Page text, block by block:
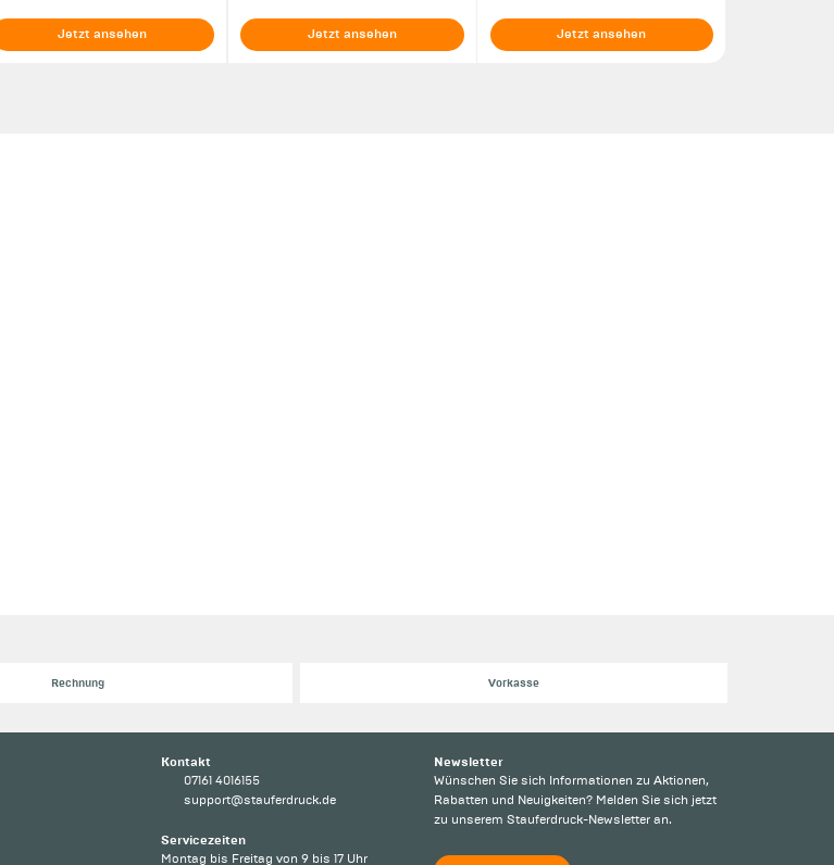
Jetzt ansehen Jetzt ansehen Jetzt ansehen
Rechnung Vorkasse
Kontakt
07161 4016155
support@stauferdruck.de
Servicezeiten
Montag bis Freitag von 9 bis 17 Uhr
Newsletter
Wünschen Sie sich Informationen zu Aktionen,
Rabatten und Neuigkeiten? Melden Sie sich jetzt
zu unserem Stauferdruck-Newsletter an.